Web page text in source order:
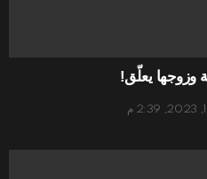
وزوجها يعلّق!